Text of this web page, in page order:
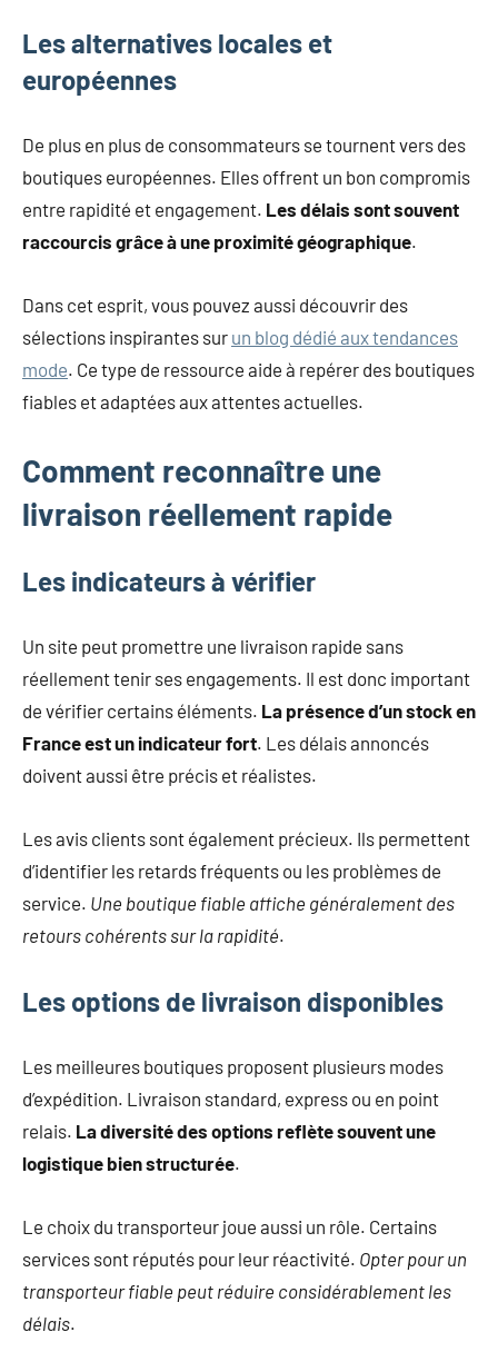
Les alternatives locales et
européennes
De plus en plus de consommateurs se tournent vers des
boutiques européennes. Elles offrent un bon compromis
entre rapidité et engagement. Les délais sont souvent
raccourcis grâce à une proximité géographique.
Dans cet esprit, vous pouvez aussi découvrir des
sélections inspirantes sur un blog dédié aux tendances
mode. Ce type de ressource aide à repérer des boutiques
fiables et adaptées aux attentes actuelles.
Comment reconnaître une
livraison réellement rapide
Les indicateurs à vérifier
Un site peut promettre une livraison rapide sans
réellement tenir ses engagements. Il est donc important
de vérifier certains éléments. La présence d’un stock en
France est un indicateur fort. Les délais annoncés
doivent aussi être précis et réalistes.
Les avis clients sont également précieux. Ils permettent
d’identifier les retards fréquents ou les problèmes de
service. Une boutique fiable affiche généralement des
retours cohérents sur la rapidité.
Les options de livraison disponibles
Les meilleures boutiques proposent plusieurs modes
d’expédition. Livraison standard, express ou en point
relais. La diversité des options reflète souvent une
logistique bien structurée.
Le choix du transporteur joue aussi un rôle. Certains
services sont réputés pour leur réactivité. Opter pour un
transporteur fiable peut réduire considérablement les
délais.